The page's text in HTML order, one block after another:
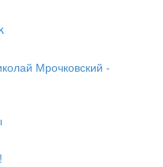
Мрочковский -